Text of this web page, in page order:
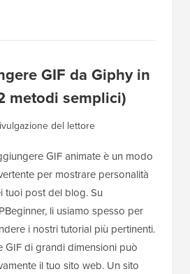
GIF da Giphy in
metodi semplici)
del lettore
GIF animate è un modo
per mostrare personalità
tuoi post del blog. Su
li usiamo spesso per
i nostri tutorial più pertinenti.
GIF di grandi dimensioni può
il tuo sito web. Un sito